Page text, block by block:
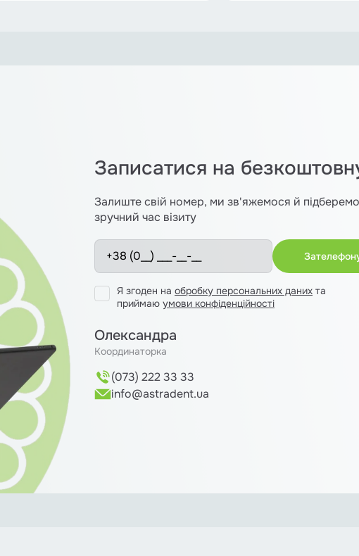
Записатися на
Залиште свій номер, ми зв'яжемося й
зручний час візиту
Я згоден на обробку персональних даних та
приймаю умови конфіденційності
Олександра
Координаторка
(073) 222 33 33
info@astradent.ua